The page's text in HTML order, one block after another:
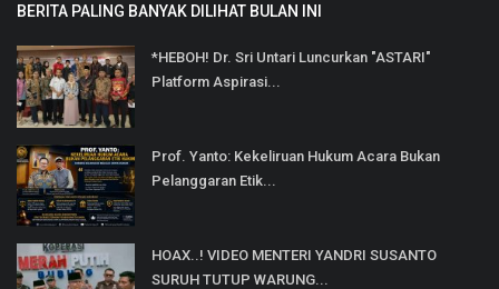
BERITA PALING BANYAK DILIHAT BULAN INI
*HEBOH! Dr. Sri Untari Luncurkan "ASTARI"
Platform Aspirasi...
Prof. Yanto: Kekeliruan Hukum Acara Bukan
Pelanggaran Etik...
HOAX..! VIDEO MENTERI YANDRI SUSANTO
SURUH TUTUP WARUNG...